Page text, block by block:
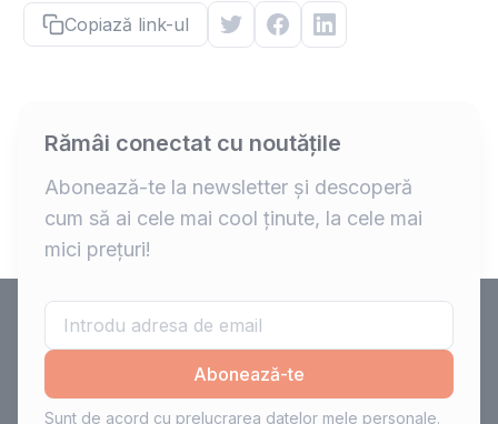
Copiază link-ul
Rămâi conectat cu noutățile
Abonează-te la newsletter și descoperă
cum să ai cele mai cool ținute, la cele mai
mici prețuri!
Abonează-te
Sunt de acord cu prelucrarea datelor mele personale.